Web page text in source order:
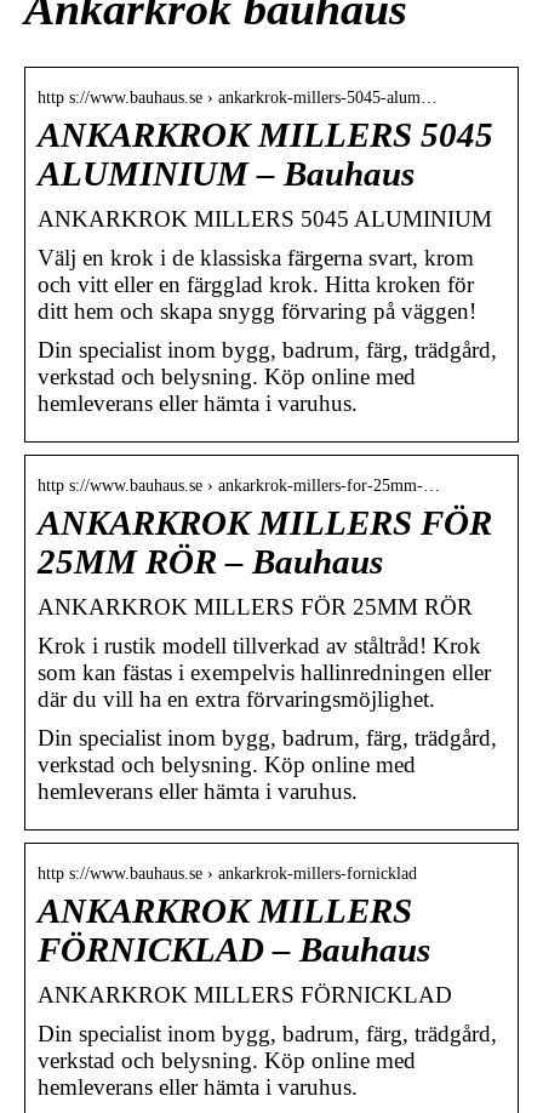
http s://www.bauhaus.se › ankarkrok-millers-5045-alum…
ANKARKROK MILLERS 5045
ALUMINIUM – Bauhaus
ANKARKROK MILLERS 5045 ALUMINIUM
Välj en krok i de klassiska färgerna svart, krom
och vitt eller en färgglad krok. Hitta kroken för
ditt hem och skapa snygg förvaring på väggen!
Din specialist inom bygg, badrum, färg, trädgård,
verkstad och belysning. Köp online med
hemleverans eller hämta i varuhus.
http s://www.bauhaus.se › ankarkrok-millers-for-25mm-…
ANKARKROK MILLERS FÖR
25MM RÖR – Bauhaus
ANKARKROK MILLERS FÖR 25MM RÖR
Krok i rustik modell tillverkad av ståltråd! Krok
som kan fästas i exempelvis hallinredningen eller
där du vill ha en extra förvaringsmöjlighet.
Din specialist inom bygg, badrum, färg, trädgård,
verkstad och belysning. Köp online med
hemleverans eller hämta i varuhus.
http s://www.bauhaus.se › ankarkrok-millers-fornicklad
ANKARKROK MILLERS
FÖRNICKLAD – Bauhaus
ANKARKROK MILLERS FÖRNICKLAD
Din specialist inom bygg, badrum, färg, trädgård,
verkstad och belysning. Köp online med
hemleverans eller hämta i varuhus.